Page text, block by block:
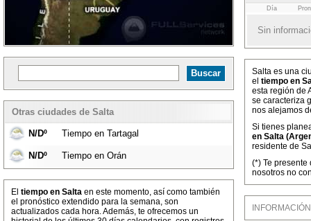
Otras ciudades de Salta
N/Dº Tiempo en Tartagal
N/Dº Tiempo en Orán
El tiempo en Salta en este momento, así como también
el pronóstico extendido para la semana, son
actualizados cada hora. Además, te ofrecemos un
Día
Sin
Salta es una
el tiempo en
esta región de
se caracteriza
nos alejamos
Si tienes
en Salta
residente de
(*) Te
nosotros no